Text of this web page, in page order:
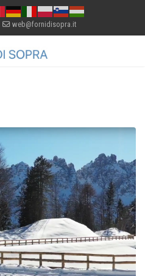
web@fornidisopra.it